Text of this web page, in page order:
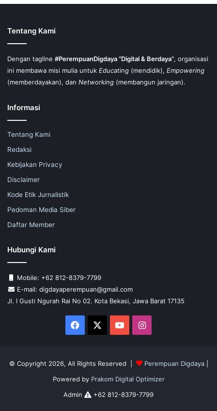
Tentang Kami
Dengan tagline #PerempuanDigdaya “Digital & Berdaya”, organisasi
ini membawa misi mulia untuk Educating (mendidik), Empowering
(memberdayakan), dan Networking (membangun jaringan).
Informasi
Tentang Kami
Redaksi
Kebijakan Privacy
Disclaimer
Kode Etik Jurnalistik
Pedoman Media Siber
Daftar Member
Hubungi Kami
Mobile: +62 812-8379-7799
E-mail: digdayaperempuan@gmail.com
Jl. I Gusti Ngurah Rai No 02. Kota Bekasi, Jawa Barat 17135
Facebook YouTubeInstagram
© Copyright 2026, All Rights Reserved | Perempuan Digdaya|
Powered by Prakom Digital Optimizer
Admin
+62 812-8379-7799